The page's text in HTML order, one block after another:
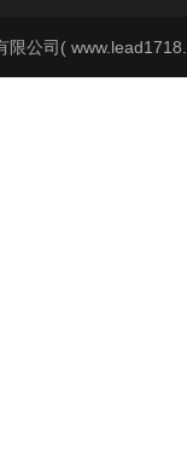
限公司(